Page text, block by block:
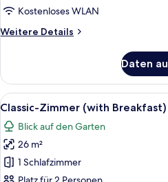
Kostenloses WLAN
Weitere Details
Weitere
Suite
(Byzantium)
Daten
Alle
Fotos
für
Classic-
Zimmer
(with
6
Classic-Zimmer (with Breakfast)
Blick auf den Garten
26 m²
1 Schlafzimmer